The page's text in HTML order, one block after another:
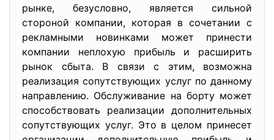
рынке, безусловно, является сильной
стороной компании, которая в сочетании с
рекламными новинками может принести
компании неплохую прибыль и расширить
рынок сбыта. В связи с этим, возможна
реализация сопутствующих услуг по данному
направлению. Обслуживание на борту может
способствовать реализации дополнительных
сопутствующих услуг. Это в целом принесет